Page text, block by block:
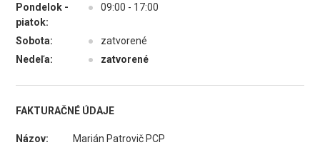
Pondelok -
piatok:
● 09:00 - 17:00
Sobota: ●
zatvorené
Nedeľa:
● zatvorené
FAKTURAČNÉ ÚDAJE
Názov:
Marián Patrovič PCP